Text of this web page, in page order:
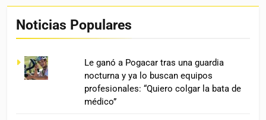
Noticias Populares
Le ganó a Pogacar tras una guardia
nocturna y ya lo buscan equipos
profesionales: “Quiero colgar la bata de
médico”